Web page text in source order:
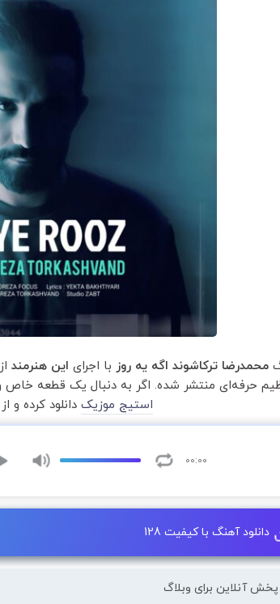
محمدرضا ترکاشوند اگه یه روز با اجرای این هنرمند
حرفه‌ای منتشر شده. اگر به دنبال یک قطعه خاص
استیج موزیک دانلود کرده
00:00
دانلود آهنگ با کیفیت 128
آنلاین برای وبلاگ